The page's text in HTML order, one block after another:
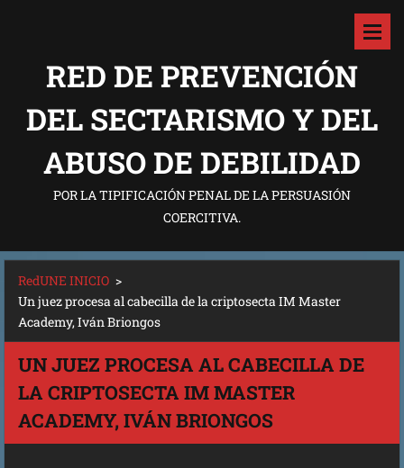
RED DE PREVENCIÓN
DEL SECTARISMO Y DEL
ABUSO DE DEBILIDAD
POR LA TIPIFICACIÓN PENAL DE LA PERSUASIÓN
COERCITIVA.
RedUNE INICIO >
Un juez procesa al cabecilla de la criptosecta IM Master
Academy, Iván Briongos
UN JUEZ PROCESA AL CABECILLA DE
LA CRIPTOSECTA IM MASTER
ACADEMY, IVÁN BRIONGOS